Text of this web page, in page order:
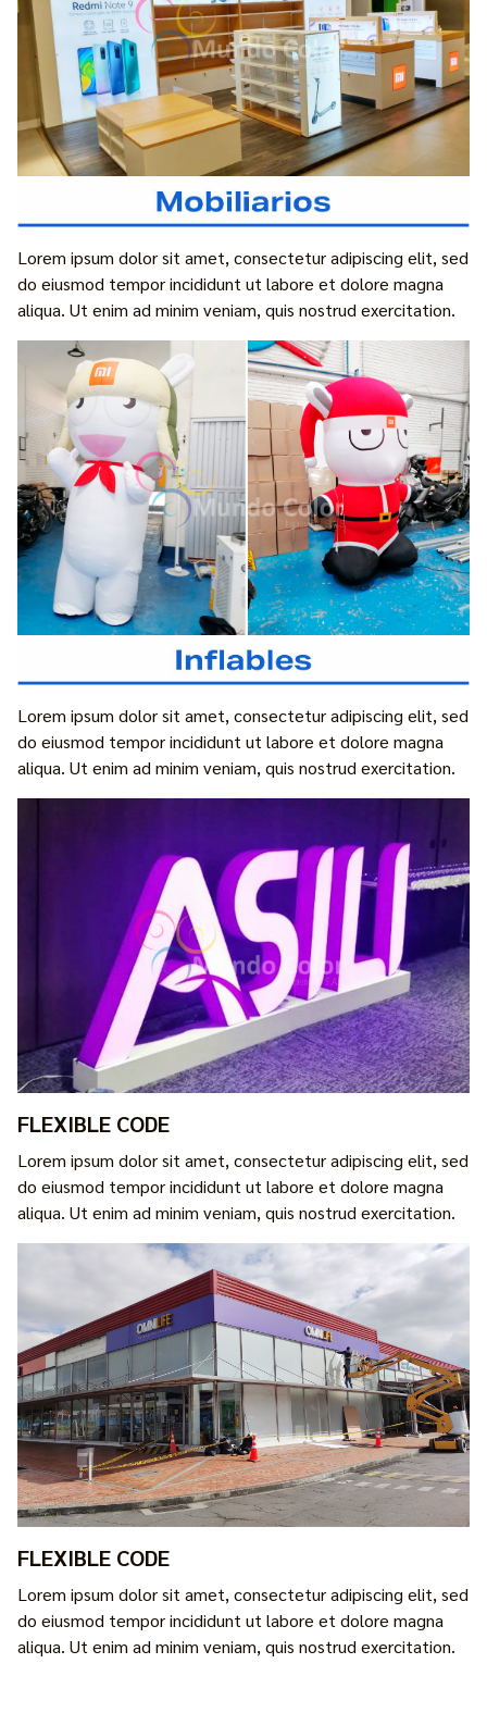
Lorem ipsum dolor sit amet, consectetur adipiscing elit, sed
do eiusmod tempor incididunt ut labore et dolore magna
aliqua. Ut enim ad minim veniam, quis nostrud exercitation.
Lorem ipsum dolor sit amet, consectetur adipiscing elit, sed
do eiusmod tempor incididunt ut labore et dolore magna
aliqua. Ut enim ad minim veniam, quis nostrud exercitation.
FLEXIBLE CODE
Lorem ipsum dolor sit amet, consectetur adipiscing elit, sed
do eiusmod tempor incididunt ut labore et dolore magna
aliqua. Ut enim ad minim veniam, quis nostrud exercitation.
FLEXIBLE CODE
Lorem ipsum dolor sit amet, consectetur adipiscing elit, sed
do eiusmod tempor incididunt ut labore et dolore magna
aliqua. Ut enim ad minim veniam, quis nostrud exercitation.